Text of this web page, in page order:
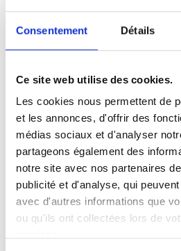
Consentement Détails
Ce site web utilise des cookies.
Les cookies nous permettent de
et les annonces, d'offrir des
médias sociaux et d'analyser
partageons également des
notre site avec nos partenaires
publicité et d'analyse, qui
avec d'autres informations que
ou qu'ils ont collectées lors de